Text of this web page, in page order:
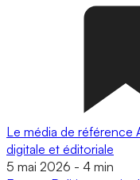
Le média de référence
digitale et éditoriale
5 mai 2026 - 4 min